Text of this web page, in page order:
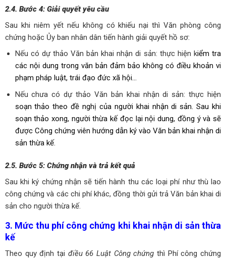
2.4. Bước 4: Giải quyết yêu cầu
Sau khi niêm yết nếu không có khiếu nại thì Văn phòng công
chứng hoặc Ủy ban nhân dân tiến hành giải quyết hồ sơ:
Nếu có dự thảo Văn bản khai nhận di sản: thực hiện kiểm tra
các nội dung trong văn bản đảm bảo không có điều khoản vi
phạm pháp luật, trái đạo đức xã hội…
Nếu chưa có dự thảo Văn bản khai nhận di sản: thực hiện
soạn thảo theo đề nghị của người khai nhận di sản. Sau khi
soạn thảo xong, người thừa kế đọc lại nội dung, đồng ý và sẽ
được Công chứng viên hướng dẫn ký vào Văn bản khai nhận di
sản thừa kế.
2.5. Bước 5: Chứng nhận và trả kết quả
Sau khi ký chứng nhận sẽ tiến hành thu các loại phí như thù lao
công chứng và các chi phí khác, đồng thời gửi trả Văn bản khai di
sản cho người thừa kế.
3. Mức thu phí công chứng khi khai nhận di sản thừa
kế
Theo quy định tại điều 66 Luật Công chứng thì Phí công chứng